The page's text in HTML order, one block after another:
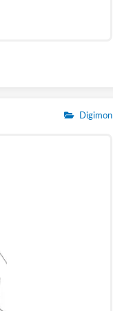
Digimon